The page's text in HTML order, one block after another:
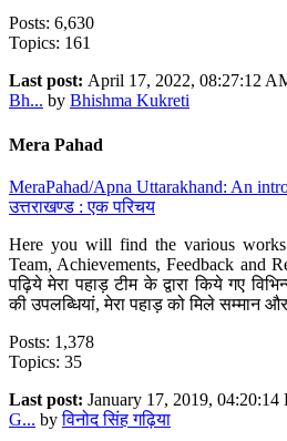
Posts: 6,630
Topics: 161
Last post: April 17, 2022, 08:27:12
Bh... by Bhishma Kukreti
Mera Pahad
MeraPahad/Apna Uttarakhand: An
उत्तराखण्ड : एक परिचय
Here you will find the various
Team, Achievements, Feedback and
पढ़िये मेरा पहाड़ टीम के द्वारा किये गए
की उपलब्धियां, मेरा पहाड़ को मिले सम्मान
Posts: 1,378
Topics: 35
Last post: January 17, 2019, 04:20:14
G... byविनोद सिंह गढ़िया